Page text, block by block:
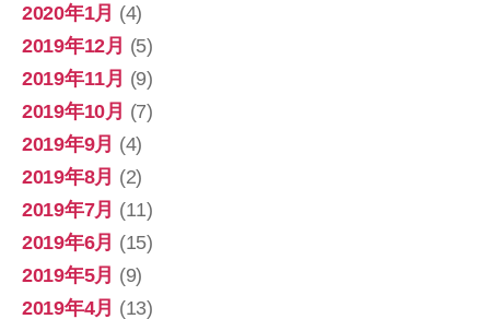
2020年1月 (4)
2019年12月 (5)
2019年11月 (9)
2019年10月 (7)
2019年9月 (4)
2019年8月 (2)
2019年7月 (11)
2019年6月 (15)
2019年5月 (9)
2019年4月 (13)